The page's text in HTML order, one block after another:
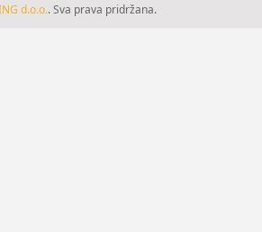
d.o.o.. Sva prava pridržana.